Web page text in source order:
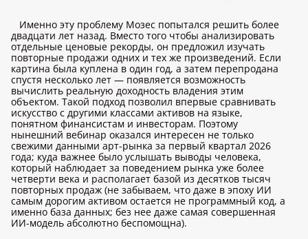
Именно эту проблему Мозес попытался решить более
двадцати лет назад. Вместо того чтобы анализировать
отдельные ценовые рекорды, он предложил изучать
повторные продажи одних и тех же произведений. Если
картина была куплена в один год, а затем перепродана
спустя несколько лет — появляется возможность
вычислить реальную доходность владения этим
объектом. Такой подход позволил впервые сравнивать
искусство с другими классами активов на языке,
понятном финансистам и инвесторам. Поэтому
нынешний вебинар оказался интересен не только
свежими данными арт-рынка за первый квартал 2026
года; куда важнее было услышать выводы человека,
который наблюдает за поведением рынка уже более
четверти века и располагает базой из десятков тысяч
повторных продаж (не забываем, что даже в эпоху ИИ
самым дорогим активом остается не программный код, а
именно база данных; без нее даже самая совершенная
ИИ-модель абсолютно беспомощна).